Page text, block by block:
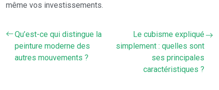
même vos investissements.
Qu’est-ce qui distingue la
peinture moderne des
autres mouvements ?
Le cubisme expliqué
simplement : quelles sont
ses principales
caractéristiques ?